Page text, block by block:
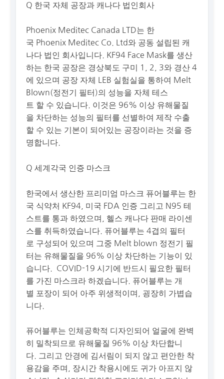
Q 한국 자체 공장과 캐나다 법인회사
Phoenix Meditec Canada LTD는 한
국 Phoenix Meditec Co. Ltd와 공동 설립된 캐
나다 법인 회사입니다 KF94 Face Mask를 생산
하는 한국 공장은 경상북도 구미 1, 2, 3와 경산 4
에
있으며 공장 자체 LEB 실험실을 통하여 Melt
Blown(정전기 필터 )의 성능을 자체 테스
트 할 수 있습니다 이것은 96% 이상 유해물질
을 차단하는 성능의 필터를 선별하여 제작 수출
할 수 있는 기본이 되어있는 공장이라는 것을 증
명합니다
Q 세계각국 인증 마스크
한국에서 생산한 프리미엄 마스크 퓨어블루는 한
국 식약처 KF94 미국 FDA 인증 그리고 N95테
스트를 통과 하였으며 헬스 캐나다 판매 라이센
스를 취득하였습니다 퓨어블루는 4겹의 필터
로 구성되어 있으며 그중 Melt blown 정전기 필
터는 유해물질을 96% 이상 차단하는 기능이 있
습니다 COVID-19 시기에 반드시 필요한 필터
를 가진 마스크라 하겠습니다 퓨어블루는 개
별 포장이 되어 아주 위생적이며 굉장히 가볍습
니다
퓨어블루는 인체공학적 디자인 되어 얼굴에
완벽
히
밀착되 므로 유해물질 96% 이 상 차단합니
다
그리고 안경에 김서림이 되지 않고 편안한 착
용감을 주며 장시간 착용시 에도 귀가 아프지
않